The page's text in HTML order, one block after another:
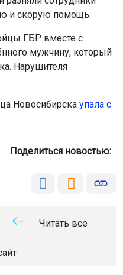
Поделиться новостью:
Читать все
общество